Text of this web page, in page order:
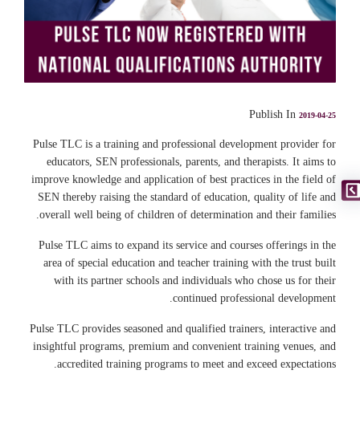
Publish In 2019-04-25
Pulse TLC is a training and professional development provider for
educators, SEN professionals, parents, and therapists. It aims to
improve knowledge and application of best practices in the field of
SEN thereby raising the standard of education, quality of life and
overall well being of children of determination and their families.
Pulse TLC aims to expand its service and courses offerings in the
area of special education and teacher training with the trust built
with its partner schools and individuals who chose us for their
continued professional development.
Pulse TLC provides seasoned and qualified trainers, interactive and
insightful programs, premium and convenient training venues, and
accredited training programs to meet and exceed expectations.